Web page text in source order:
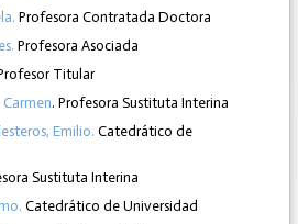
Profesora Contratada Doctora
Profesora Asociada
Titular
. Profesora Sustituta Interina
Emilio. Catedrático de
Sustituta Interina
Catedrático de Universidad